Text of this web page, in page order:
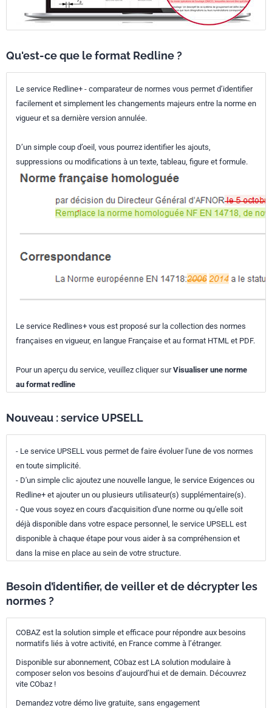
Qu'est-ce que le format Redline ?
Le service Redline+ - comparateur de normes vous permet d’identifier
facilement et simplement les changements majeurs entre la norme en
vigueur et sa dernière version annulée.
D’un simple coup d’oeil, vous pourrez identifier les ajouts,
suppressions ou modifications à un texte, tableau, figure et formule.
Le service Redlines+ vous est proposé sur la collection des normes
françaises en vigueur, en langue Française et au format HTML et PDF.
Pour un aperçu du service, veuillez cliquer surVisualiser une norme
au format redline
Nouveau : service UPSELL
- Le service UPSELL vous permet de faire évoluer l'une de vos normes
en toute simplicité.
- D'un simple clic ajoutez une nouvelle langue, le service Exigences ou
Redline+ et ajouter un ou plusieurs utilisateur(s) supplémentaire(s).
- Que vous soyez en cours d'acquisition d'une norme ou qu'elle soit
déjà disponible dans votre espace personnel, le service UPSELL est
disponible à chaque étape pour vous aider à sa compréhension et
dans la mise en place au sein de votre structure.
Besoin d’identifier, de veiller et de décrypter les
normes ?
COBAZ est la solution simple et efficace pour répondre aux besoins
normatifs liés à votre activité, en France comme à l’étranger.
Disponible sur abonnement, CObaz est LA solution modulaire à
composer selon vos besoins d’aujourd’hui et de demain. Découvrez
vite CObaz !
Demandez votre démo live gratuite, sans engagement